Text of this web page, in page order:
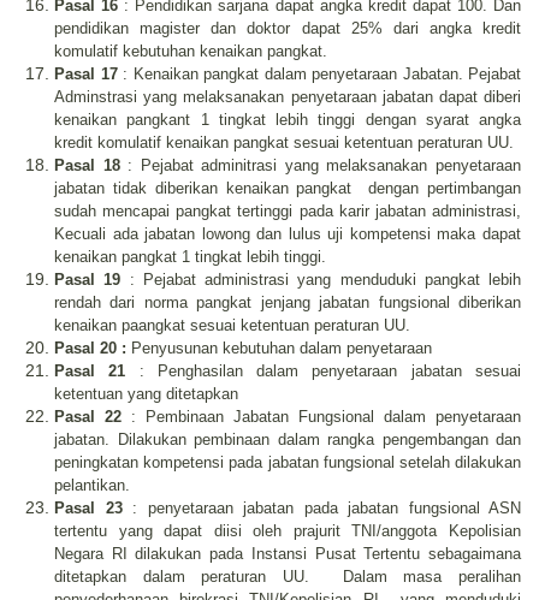
Pasal 16 : Pendidikan sarjana dapat angka kredit dapat 100. Dan
pendidikan magister dan doktor dapat 25% dari angka kredit
komulatif kebutuhan kenaikan pangkat.
Pasal 17: Kenaikan pangkat dalam penyetaraan Jabatan. Pejabat
Adminstrasi yang melaksanakan penyetaraan jabatan dapat diberi
kenaikan pangkant 1 tingkat lebih tinggi dengan syarat angka
kredit komulatif kenaikan pangkat sesuai ketentuan peraturan UU.
Pasal 18: Pejabat adminitrasi yang melaksanakan penyetaraan
jabatan tidak diberikan kenaikan pangkat
dengan pertimbangan
sudah mencapai pangkat tertinggi pada karir jabatan administrasi,
Kecuali ada jabatan lowong dan lulus uji kompetensi maka dapat
kenaikan pangkat 1 tingkat lebih tinggi.
Pasal 19 : Pejabat administrasi yang menduduki pangkat lebih
rendah dari norma pangkat jenjang jabatan fungsional diberikan
kenaikan paangkat sesuai ketentuan peraturan UU.
Pasal 20 : Penyusunan kebutuhan dalam penyetaraan
Pasal 21 : Penghasilan dalam penyetaraan jabatan sesuai
ketentuan yang ditetapkan
Pasal 22 : Pembinaan Jabatan Fungsional dalam penyetaraan
jabatan. Dilakukan pembinaan dalam rangka pengembangan dan
peningkatan kompetensi pada jabatan fungsional setelah dilakukan
pelantikan.
Pasal 23: penyetaraan jabatan pada jabatan fungsional ASN
tertentu yang dapat diisi oleh prajurit TNI/anggota Kepolisian
Negara RI dilakukan pada Instansi Pusat Tertentu sebagaimana
ditetapkan dalam peraturan UU.
Dalam masa peralihan